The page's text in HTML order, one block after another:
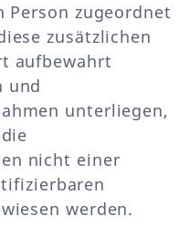
Person zugeordnet
zusätzlichen
aufbewahrt
und
unterliegen,
nicht einer
werden.